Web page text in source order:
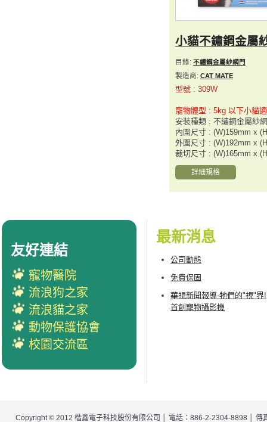
小貓不鏽鋼金屬
目錄: 不繡鋼金屬紗網門
製造商: CAT MATE
型號 : 309W
寵物體型 : 5kg 以下小貓
安裝種類 : 不繡鋼金屬紗
內圍尺寸 : (W)159mm x
外圍尺寸 : (W)192mm x
裁切尺寸 : (W)165mm x
詳細規格
最新消息
公司動態
免費保固
華視新聞報導-牠們的"視"界!
首創寵物攝影機
友好連結
寵物醫院
流浪狗之家
流浪貓之家
動物保護協會
校園交流區
Copyright © 2012 楷鑫電子科技股份有限公司 │ 電話：886-2-2304-8898 │